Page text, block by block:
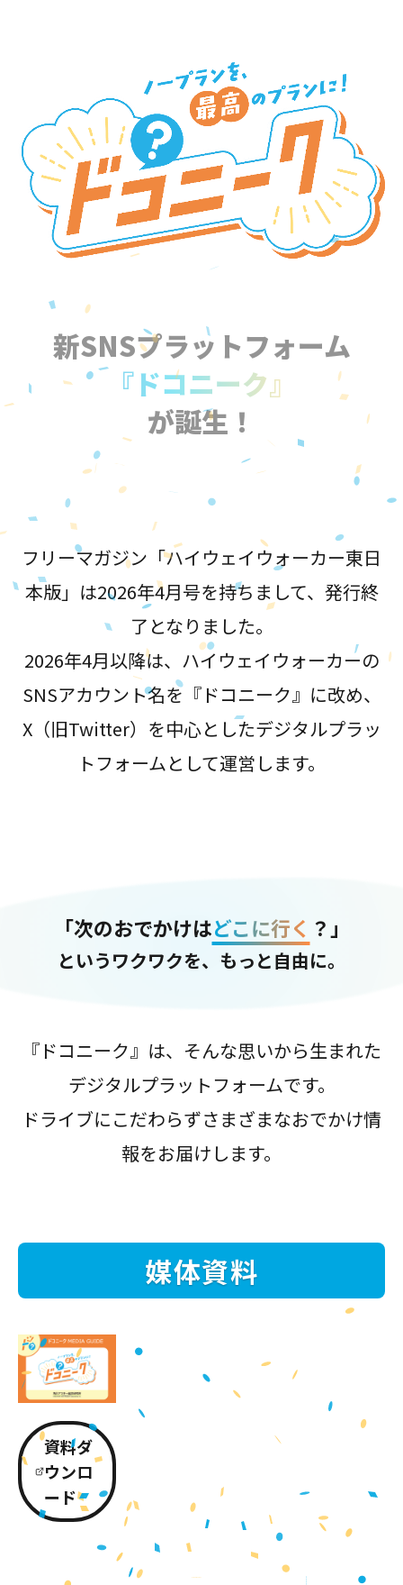
新SNSプラットフォーム
『ドコニーク』
が誕生！
フリーマガジン「ハイウェイウォーカー東日
本版」は2026年4月号を持ちまして、発行終
了となりました。
2026年4月以降は、ハイウェイウォーカーの
SNSアカウント名を『ドコニーク』に改め、
X（旧Twitter）を中心としたデジタルプラッ
トフォームとして運営します。
「次のおでかけはどこに行く ？」
というワクワクを、もっと自由に。
『ドコニーク』は、そんな思いから生まれた
デジタルプラットフォームです。
ドライブにこだわらずさまざまなおでかけ情
報をお届けします。
媒体資料
資料ダ
ウンロ
ード